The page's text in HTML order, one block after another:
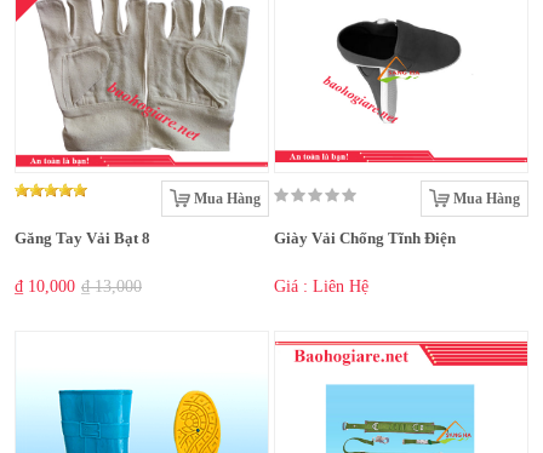
Mua Hàng
Găng Tay Vải Bạt 8
₫ 10,000 ₫ 13,000
Mua Hàng
Giày Vải Chống Tĩnh Điện
Giá : Liên Hệ